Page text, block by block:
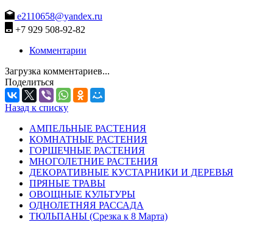
e2110658@yandex.ru
+7 929 508-92-82
Комментарии
Загрузка комментариев...
Поделиться
Назад к списку
АМПЕЛЬНЫЕ РАСТЕНИЯ
КОМНАТНЫЕ РАСТЕНИЯ
ГОРШЕЧНЫЕ РАСТЕНИЯ
МНОГОЛЕТНИЕ РАСТЕНИЯ
ДЕКОРАТИВНЫЕ КУСТАРНИКИ И ДЕРЕВЬЯ
ПРЯНЫЕ ТРАВЫ
ОВОЩНЫЕ КУЛЬТУРЫ
ОДНОЛЕТНЯЯ РАССАДА
ТЮЛЬПАНЫ (Срезка к 8 Марта)